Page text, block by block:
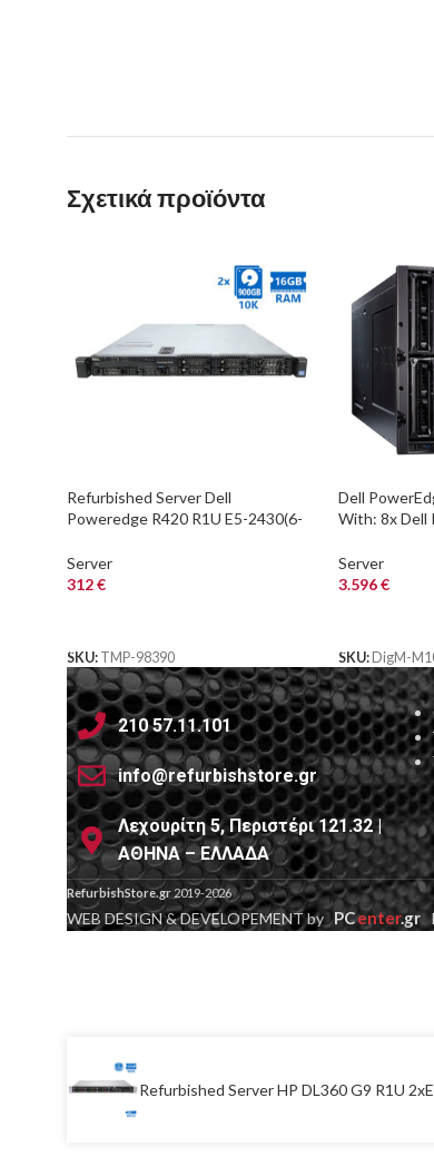
Σχετικά προϊόντα
Refurbished Server Dell
Poweredge R420 R1U E5-2430(6-
10K/8xSFF/1xPSU/No ODD
Server
312€
SKU: TMP-98390
Dell
With: 8x Dell
Server
3.596€
SKU: DigM-
210 57.11.101
info@refurbishstore.gr
Λεχουρίτη 5, Περιστέρι 121.32 |
ΑΘΗΝΑ – ΕΛΛΑΔΑ
RefurbishStore.gr 2019-2026
WEB DESIGN & DEVELOPEMENT by PCenter.gr
Refurbished Server HP DL360 G9 R1U